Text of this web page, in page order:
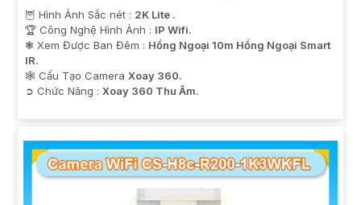
🦉 Hình Ảnh Sắc nét : 2K Lite .
🏆 Công Nghệ Hình Ảnh : IP Wifi.
❃ Xem Được Ban Đêm : Hồng Ngoại 10m Hồng Ngoại Smart
IR.
🕸️ Cấu Tạo Camera Xoay 360.
️➲ Chức Năng : Xoay 360 Thu Âm.